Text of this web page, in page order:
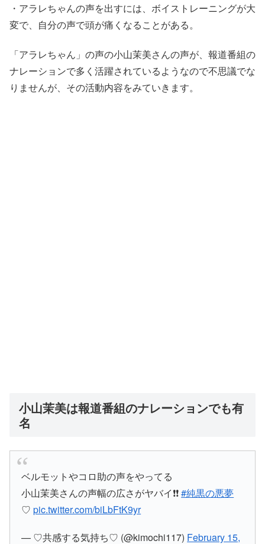
・アラレちゃんの声を出すには、ボイストレーニングが大
変で、自分の声で頭が痛くなることがある。
「アラレちゃん」の声の小山茉美さんの声が、 報道番組の
ナレーションで多く活躍されているようなので不思議でな
りませんが、その活動内容をみていきます。
小山茉美は報道番組のナレーションでも有
名
ベルモットやコロ助の声をやってる
小山茉美さんの声幅の広さがヤバイ❗❗#純黒の悪夢
♡pic.twitter.com/biLbFtK9yr
— ♡共感する気持ち♡ (@kimochi117) February 15,